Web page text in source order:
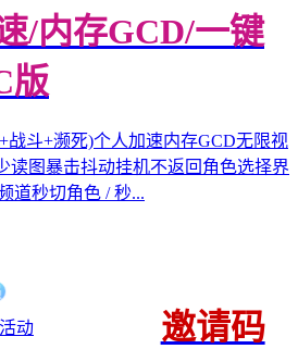
/内存GCD/一键
版
战斗+濒死)个人加速内存GCD无限视
读图暴击抖动挂机不返回角色选择界
道秒切角色 / 秒...
动
邀请码